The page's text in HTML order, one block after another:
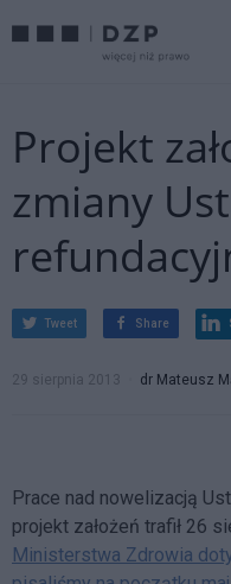
Projekt
zmiany
Tweet Share
29 sierpnia 2013 dr Mateusz
Prace nad nowelizacją
projekt założeń trafił 26
Ministerstwa Zdrowia